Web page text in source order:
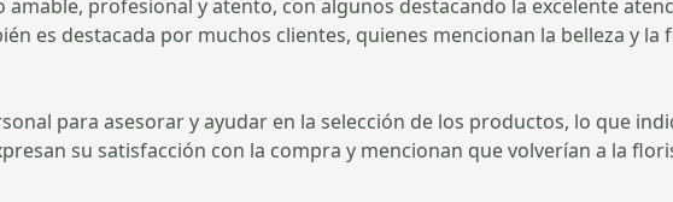
profesional y atento, con algunos destacando la excelente
es destacada por muchos clientes, quienes mencionan la belleza y la
para asesorar y ayudar en la selección de los productos, lo que
su satisfacción con la compra y mencionan que volverían a la